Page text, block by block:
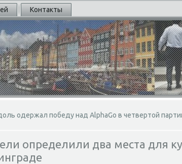
Контакты
одержал победу над AlphaGo в четвертой
определили два места для